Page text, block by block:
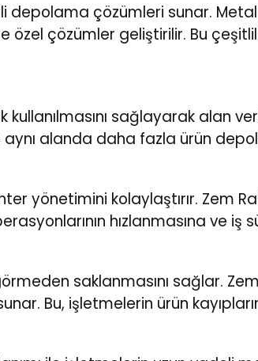
depolama çözümleri sunar.
çözümler geliştirilir. Bu
sağlayarak alan
aynı alanda daha fazla ürün
yönetimini kolaylaştırır. Zem
hızlanmasına ve
saklanmasını sağlar.
Bu, işletmelerin ürün